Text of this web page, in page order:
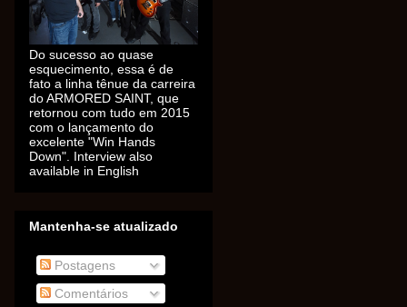
Do sucesso ao quase
esquecimento, essa é de
fato a linha tênue da carreira
do ARMORED SAINT, que
retornou com tudo em 2015
com o lançamento do
excelente "Win Hands
Down". Interview also
available in English
Mantenha-se atualizado
Postagens
Comentários